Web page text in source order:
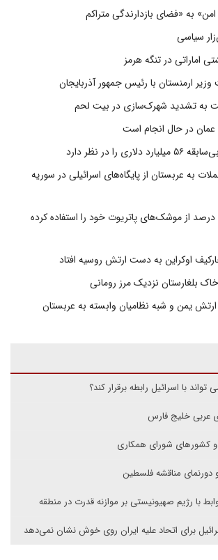
به «فضای بازدارندگی متراکم
سیاسی
اماراتی در تنگه هرمز
ارمنستان با رئیس جمهور آذربایجان
به تشدید شهرک‌سازی در بیت‌ لحم
عمان در حال انجام است
را در نظر دارد
به عربستان از پایگاه‌های اسرائیلی در سوریه
رویترز: عربستان ۸۶ درصد از موشک‌های پاتریوت خود را استفاده کرده
اوکراین به دست ارتش روسیه افتاد
بلغارستان نزدیک مرز رومانی
یمن و شبه نظامیان وابسته به عربستان
تواند با اسرائیل رابطه برقرار کند؟
عربی خلیج فارس
و کشورهای شورای همکاری
دورنمای مناقشه فلسطین
با رژیم صهیونیستی بر موازنه قدرت در منطقه
برای اتحاد علیه ایران روی خوش نشان نمی‌دهد